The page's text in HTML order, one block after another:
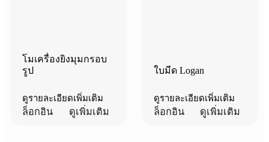
โมเครื่องยิงมุมกรอบ
รูป
ดูรายละเอียดเพิ่มเติม
ล็อกอิน ดูเพิ่มเติม
ใบมีด Logan
ดูรายละเอียดเพิ่มเติม
ล็อกอิน ดูเพิ่มเติม